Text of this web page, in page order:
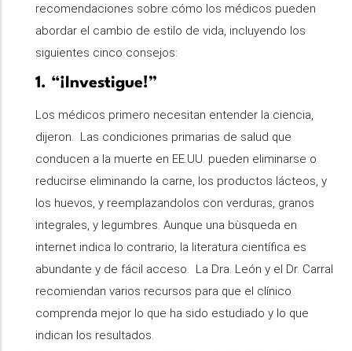
recomendaciones sobre cómo los médicos pueden
abordar el cambio de estilo de vida, incluyendo los
siguientes cinco consejos:
1. “¡Investigue!”
Los médicos primero necesitan entender la ciencia,
dijeron. Las condiciones primarias de salud que
conducen a la muerte en EE.UU. pueden eliminarse o
reducirse eliminando la carne, los productos lácteos, y
los huevos, y reemplazandolos con verduras, granos
integrales, y legumbres. Aunque una bùsqueda en
internet indica lo contrario, la literatura científica es
abundante y de fácil acceso. La Dra. León y el Dr. Carral
recomiendan varios recursos para que el clínico
comprenda mejor lo que ha sido estudiado y lo que
indican los resultados.